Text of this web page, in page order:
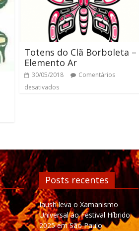
Totens do Clã Borboleta –
Elemento Ar
30/05/2018
Comentários
desativados
Posts recentes
Iaush leva o Xamanismo
Universal ao Festival Híbrido
2025 em São Paulo